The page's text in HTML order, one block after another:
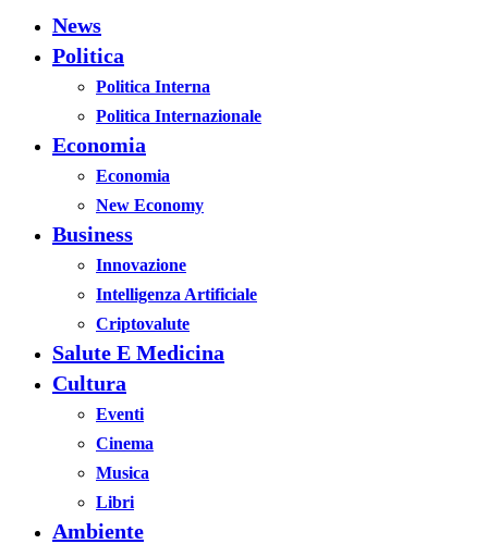
News
Politica
Politica Interna
Politica Internazionale
Economia
Economia
New Economy
Business
Innovazione
Intelligenza Artificiale
Criptovalute
Salute E Medicina
Cultura
Eventi
Cinema
Musica
Libri
Ambiente